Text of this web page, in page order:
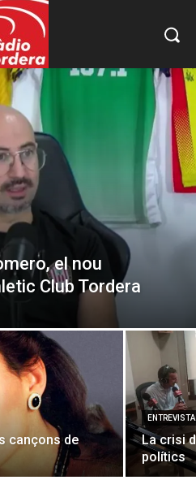
el nou
Club Tordera
cançons de
La crisi
polítics